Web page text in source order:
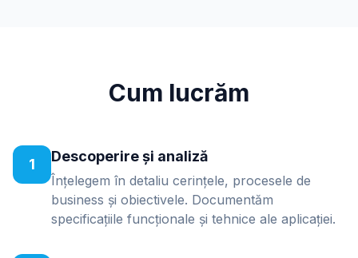
Cum lucrăm
1 Descoperire și analiză
Înțelegem în detaliu cerințele, procesele de
business și obiectivele. Documentăm
specificațiile funcționale și tehnice ale aplicației.